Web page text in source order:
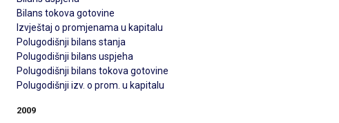
Bilans tokova gotovine
Izvještaj o promjenama u kapitalu
Polugodišnji bilans stanja
Polugodišnji bilans uspjeha
Polugodišnji bilans tokova gotovine
Polugodišnji izv. o prom. u kapitalu
2009